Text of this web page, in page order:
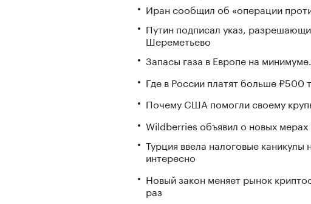
Иран сообщил об «операции
Путин подписал указ,
Шереметьево
Запасы газа в Европе на
Где в России платят больше ₽500
Почему США помогли своему
Wildberries объявил о новых
Турция ввела налоговые
интересно
Новый закон меняет рынок
раз